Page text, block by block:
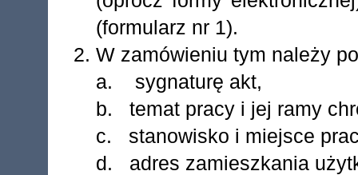
(formularz nr 1).
W zamówieniu tym należy
a. sygnaturę akt,
b. temat pracy i jej ramy
c. stanowisko i miejsce
d. adres zamieszkania